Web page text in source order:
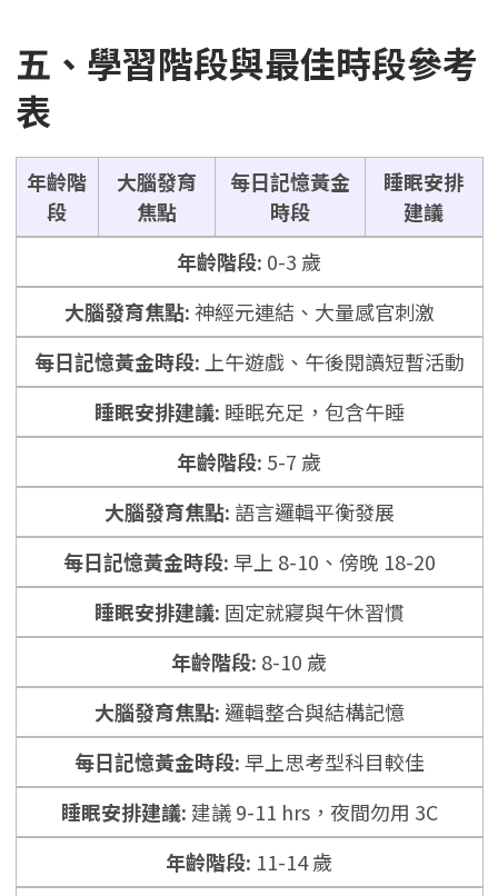
五、學習階段與最佳時段參考
表
年齡階
段
大腦發育
焦點
每日記憶黃金
時段
睡眠安排
建議
0-3 歲
神經元連結、大量感官刺激
上午遊戲、午後閱讀短暫活動
睡眠充足，包含午睡
5-7 歲
語言邏輯平衡發展
早上 8-10、傍晚 18-20
固定就寢與午休習慣
8-10 歲
邏輯整合與結構記憶
早上思考型科目較佳
建議 9-11 hrs，夜間勿用 3C
11-14 歲